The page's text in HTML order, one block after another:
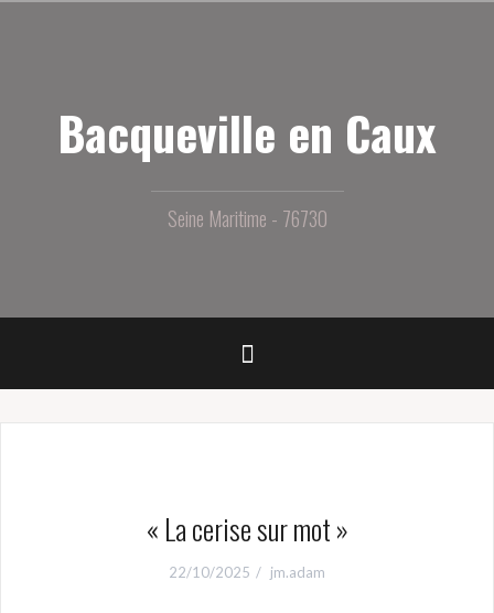
Bacqueville en Caux
Seine Maritime - 76730
« La cerise sur mot »
22/10/2025 jm.adam